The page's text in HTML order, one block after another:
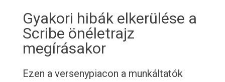
Gyakori hibák elkerülése a
Scribe önéletrajz
megírásakor
Ezen a versenypiacon a munkáltatók